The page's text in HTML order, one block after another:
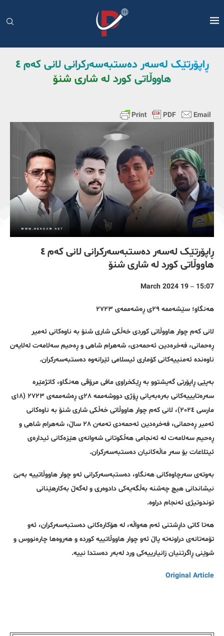
ڕاپۆرتێک لەسەر دەستبەسەرکرانی لانی کەم ٤
هاووڵاتی کورد لە شاری شنۆ
ڕاپۆرتێک لەسەر دەستبەسەرکرانی لانی کەم ٤
هاووڵاتی کورد لە شاری شنۆ
15:07 – 19 March 2024
هەنگاو؛ سێشەممە ٢٩ی ڕەشەممەی ٢٧٢٣
لانی کەم چوار هاووڵاتی کوردی خەڵکی شاری شنۆ بە ناوەکانی ئەمیر
ڕەحمانی، فەخرەدین ئەحمەدی، شەهرام شاهی و ڕەحیم سەلامەت لەلایەن
ناوەندە ئەمنییەکانی کۆماری ئیسلامی ئێرانەوە دەستبەسەرکران.
بەپێی ڕاپۆرتی گەیشتوو بە ڕێکخراوی مافی مرۆڤی هەنگاو، کاتژمێرە
سەرەتایییەکانی بەرەبەیانی ڕۆژی دووشەممە ٢٨ی ڕەشەممەی ٢٧٢٣ (١٨ی
مارسی ٢٠٢٤)، لانی کەم چوار هاووڵاتی خەڵکی شاری شنۆ بە ناوەکانی
ئەمیر ڕەحمانی، فەخرەدین ئەحمەدی تەمەن ٢٨ ساڵ، شەهرام شاهی و
ڕەحیم سەلامەت لە ئەنجامی هەڵکوتانی شەوانەی هێزەکانی ئیدارەی
ئیتلاعات بۆ سەر ماڵەکانیان دەستبەسەرکران.
بەوتەی سەرچاوەکانی هەنگاو، دەستبەسەرکرانی ئەو چوار هاووڵاتییە بەبێ
نیشاندانی هیچ چەشنە بەڵگەیەکی دادوەری و لەگەڵ بەکارهێنانی
توندوتیژی ئەنجام دراوە.
هەتا کاتی داڕشتنی ئەم هەواڵە، لە هۆکارەکانی دەستبەسەرکران، ئەو
تۆمەتانەی دراونەتە پاڵ ئەو چوار هاووڵاتییە کوردە و هەروەها چارەنووس و
شوێنی ڕاگرتنیان زانیارییەکی ورد لەبەر دەستدا نییە.
Original Article